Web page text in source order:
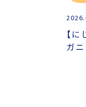
【
ガニ